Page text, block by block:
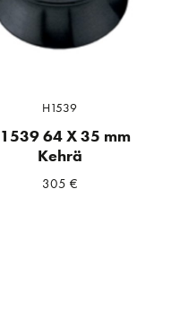
H1539
64 X 35 mm
Kehrä
305 €